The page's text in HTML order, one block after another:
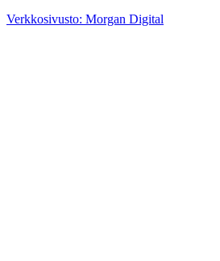
Instagram
Facebook
Youtube
Verkkosivusto: Morgan Digital